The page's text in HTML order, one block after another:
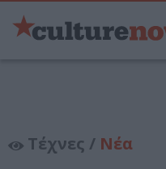
Τέχνες / Νέα